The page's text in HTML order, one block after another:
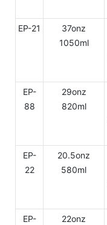
EP-21
37onz
1050ml
EP-
88
29onz
820ml
EP-
22
20.5onz
580ml
EP-
22onz